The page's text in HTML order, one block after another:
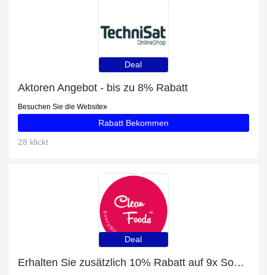
Deal
Aktoren Angebot - bis zu 8% Rabatt
Besuchen Sie die Website
Rabatt Bekommen
28 klickt
Deal
Erhalten Sie zusätzlich 10% Rabatt auf 9x Soße pakete